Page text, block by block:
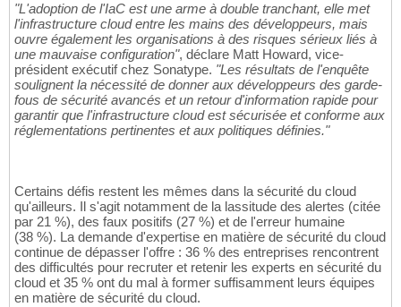
"L'adoption de l'IaC est une arme à double tranchant, elle met
l'infrastructure cloud entre les mains des développeurs, mais
ouvre également les organisations à des risques sérieux liés à
une mauvaise configuration", déclare Matt Howard, vice-
président exécutif chez Sonatype. "Les résultats de l'enquête
soulignent la nécessité de donner aux développeurs des garde-
fous de sécurité avancés et un retour d'information rapide pour
garantir que l'infrastructure cloud est sécurisée et conforme aux
réglementations pertinentes et aux politiques définies."
Certains défis restent les mêmes dans la sécurité du cloud
qu'ailleurs. Il s'agit notamment de la lassitude des alertes (citée
par 21 %), des faux positifs (27 %) et de l'erreur humaine
(38 %). La demande d'expertise en matière de sécurité du cloud
continue de dépasser l'offre : 36 % des entreprises rencontrent
des difficultés pour recruter et retenir les experts en sécurité du
cloud et 35 % ont du mal à former suffisamment leurs équipes
en matière de sécurité du cloud.